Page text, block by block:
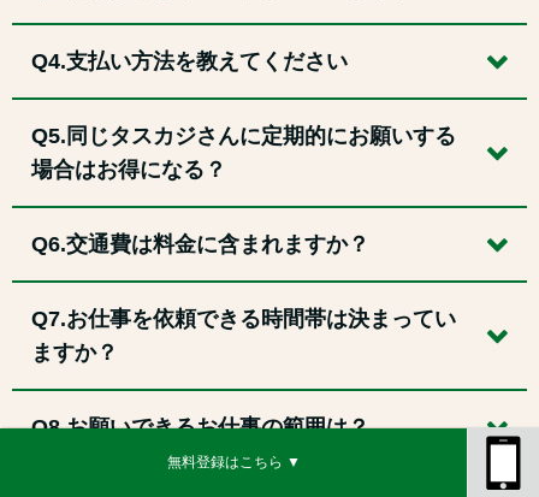
無料登録はこちら ▼
Q4.支払い方法を教えてください
Q5.同じタスカジさんに定期的にお願いする
場合はお得になる？
Q6.交通費は料金に含まれますか？
Q7.お仕事を依頼できる時間帯は決まってい
ますか？
Q8.お願いできるお仕事の範囲は？